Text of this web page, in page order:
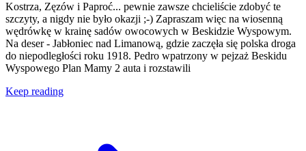
Kostrza, Zęzów i Paproć... pewnie zawsze chcieliście zdobyć te
szczyty, a nigdy nie było okazji ;-) Zapraszam więc na wiosenną
wędrówkę w krainę sadów owocowych w Beskidzie Wyspowym.
Na deser - Jabłoniec nad Limanową, gdzie zaczęła się polska droga
do niepodległości roku 1918. Pedro wpatrzony w pejzaż Beskidu
Wyspowego Plan Mamy 2 auta i rozstawili
Keep reading